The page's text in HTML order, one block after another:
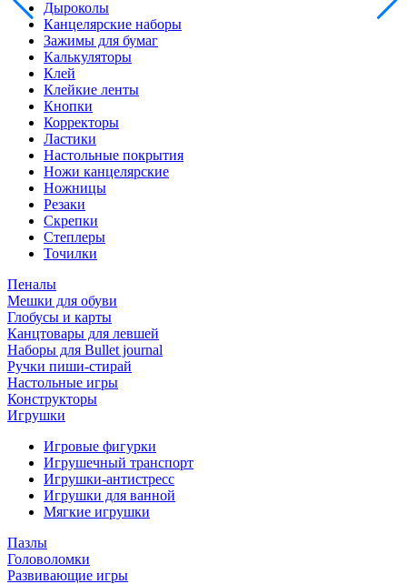
Дыроколы
Канцелярские наборы
Зажимы для бумаг
Калькуляторы
Клей
Клейкие ленты
Кнопки
Корректоры
Ластики
Настольные покрытия
Ножи канцелярские
Ножницы
Резаки
Скрепки
Степлеры
Точилки
Пеналы
Мешки для обуви
Глобусы и карты
Канцтовары для левшей
Наборы для Bullet journal
Ручки пиши-стирай
Настольные игры
Конструкторы
Игрушки
Игровые фигурки
Игрушечный транспорт
Игрушки-антистресс
Игрушки для ванной
Мягкие игрушки
Пазлы
Головоломки
Развивающие игры